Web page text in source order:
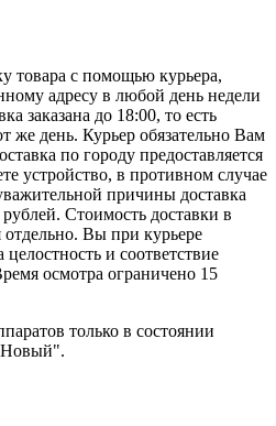
товара с помощью курьера,
адресу в любой день недели
заказана до 18:00, то есть
же день. Курьер обязательно Вам
по городу предоставляется
устройство, в противном случае
причины доставка
Стоимость доставки в
Вы при курьере
и соответствие
осмотра ограничено 15
только в состоянии